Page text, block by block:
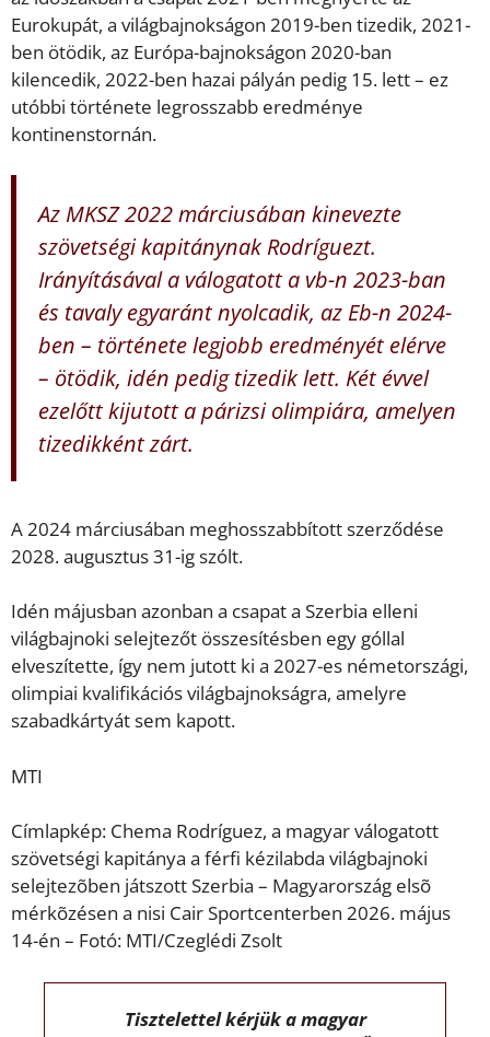
Eurokupát, a világbajnokságon 2019-ben tizedik, 2021-
ben ötödik, az Európa-bajnokságon 2020-ban
kilencedik, 2022-ben hazai pályán pedig 15. lett – ez
utóbbi története legrosszabb eredménye
kontinenstornán.
Az MKSZ 2022 márciusában kinevezte
szövetségi kapitánynak Rodríguezt.
Irányításával a válogatott a vb-n 2023-ban
és tavaly egyaránt nyolcadik, az Eb-n 2024-
ben – története legjobb eredményét elérve
– ötödik, idén pedig tizedik lett. Két évvel
ezelőtt kijutott a párizsi olimpiára, amelyen
tizedikként zárt.
A 2024 márciusában meghosszabbított szerződése
2028. augusztus 31-ig szólt.
Idén májusban azonban a csapat a Szerbia elleni
világbajnoki selejtezőt összesítésben egy góllal
elveszítette, így nem jutott ki a 2027-es németországi,
olimpiai kvalifikációs világbajnokságra, amelyre
szabadkártyát sem kapott.
MTI
Címlapkép: Chema Rodríguez, a magyar válogatott
szövetségi kapitánya a férfi kézilabda világbajnoki
selejtezõben játszott Szerbia – Magyarország elsõ
mérkõzésen a nisi Cair Sportcenterben 2026. május
14-én – Fotó: MTI/Czeglédi Zsolt
Tisztelettel kérjük a magyar